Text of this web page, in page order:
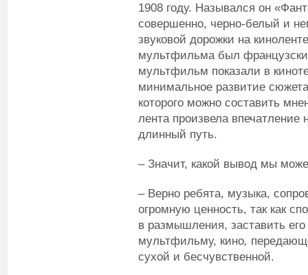
1908 году. Назывался он
совершенно, черно-белый и
звуковой дорожки на
мультфильма был
мультфильм показали в
минимальное развитие
которого можно составить
лента произвела
длинный путь.
– Значит, какой вывод мы
– Верно ребята, музыка,
огромную ценность, так как
в размышления, заставить
мультфильму, кино,
сухой и бесчувственной.